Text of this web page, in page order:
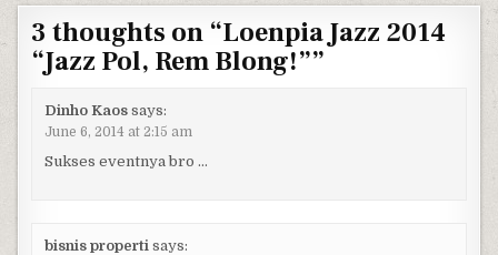
3 thoughts on “Loenpia Jazz 2014
“Jazz Pol, Rem Blong!””
Dinho Kaos says:
June 6, 2014 at 2:15 am
Sukses eventnya bro …
bisnis properti says: